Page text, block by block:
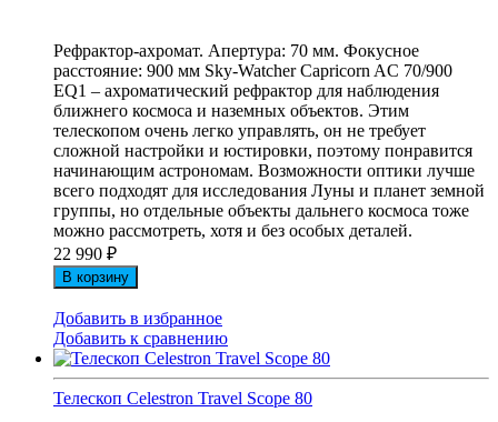
Рефрактор-ахромат. Апертура: 70 мм. Фокусное
расстояние: 900 мм Sky-Watcher Capricorn AC 70/900
EQ1 – ахроматический рефрактор для наблюдения
ближнего космоса и наземных объектов. Этим
телескопом очень легко управлять, он не требует
сложной настройки и юстировки, поэтому понравится
начинающим астрономам. Возможности оптики лучше
всего подходят для исследования Луны и планет земной
группы, но отдельные объекты дальнего космоса тоже
можно рассмотреть, хотя и без особых деталей.
22 990 ₽
В корзину
Добавить в избранное
Добавить к сравнению
Телескоп Celestron Travel Scope 80